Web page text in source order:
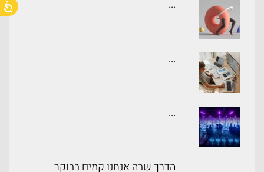
...
...
...
הדרך שבה אנחנו קמים בבוקר